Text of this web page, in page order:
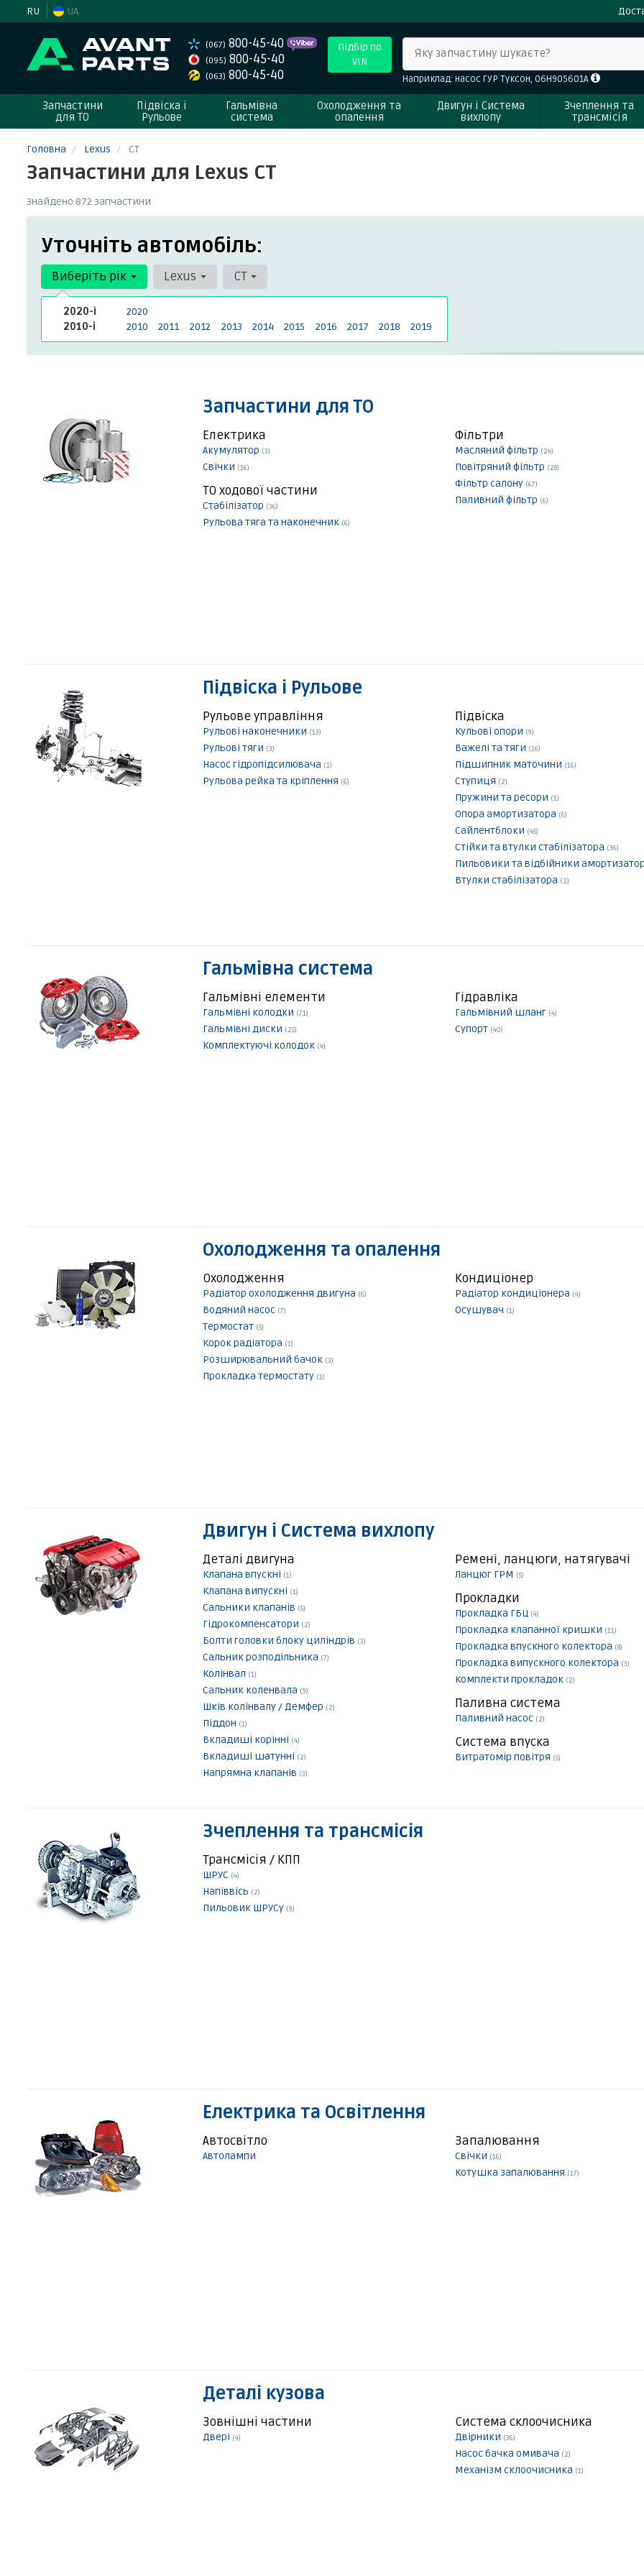
RU UA
(067) 800-45-40
(095) 800-45-40
(063) 800-45-40
Підбір по
VIN
Яку запчастину шукаєте?
Наприклад: насос ГУР Туксон, 06H905601A
Запчастини
для ТО
Підвіска і
Рульове
Гальмівна
система
Охолодження та
опалення
Двигун і Система
вихлопу
Зчеплення та
трансмісія
Головна Lexus CT
Запчастини для Lexus CT
Знайдено 872 запчастини
Уточніть автомобіль:
Виберіть рік
2020-і
2020
2010-і
2010 2011 2012 2013 2014 2015 2016 2017 2018 2019
Lexus CT
Запчастини для ТО
Електрика
Акумулятор (3)
Свічки (16)
Фільтри
Масляний фільтр (24)
Повітряний фільтр (28)
Фільтр салону (67)
Паливний фільтр (6)
ТО ходової частини
Стабілізатор (36)
Рульова тяга та наконечник (6)
Підвіска і Рульове
Рульове управління
Рульові наконечники (13)
Рульові тяги (3)
Насос гідропідсилювача (1)
Рульова рейка та кріплення (6)
Підвіска
Кульові опори (9)
Важелі та тяги (16)
Підшипник маточини (16)
Ступиця (2)
Пружини та ресори (1)
Опора амортизатора (6)
Сайлентблоки (45)
Стійки та втулки стабілізатора (36)
Пильовики та відбійники
Втулки стабілізатора (2)
Гальмівна система
Гальмівні елементи
Гальмівні колодки (71)
Гальмівні диски (25)
Комплектуючі колодок (4)
Гідравліка
Гальмівний шланг (4)
Супорт (40)
Охолодження та опалення
Охолодження
Радіатор охолодження двигуна (6)
Водяний насос (7)
Термостат (5)
Корок радіатора (1)
Розширювальний бачок (3)
Прокладка термостату (1)
Кондиціонер
Радіатор кондиціонера (4)
Осушувач (1)
Двигун і Система вихлопу
Деталі двигуна
Клапана впускні (1)
Клапана випускні (1)
Сальники клапанів (5)
Гідрокомпенсатори (2)
Болти головки блоку циліндрів (3)
Сальник розподільника (7)
Колінвал (1)
Сальник коленвала (9)
Шків колінвалу / Демфер (2)
Піддон (1)
Вкладиші корінні (4)
Вкладиші шатунні (2)
Напрямна клапанів (3)
Ремені, ланцюги, натягувачі
Ланцюг ГРМ (5)
Прокладки
Прокладка ГБЦ (4)
Прокладка клапанної кришки (11)
Прокладка впускного колектора (8)
Прокладка випускного колектора (3)
Комплекти прокладок (2)
Паливна система
Паливний насос (2)
Система впуска
Витратомір повітря (5)
Зчеплення та трансмісія
Трансмісія / КПП
ШРУС (4)
Напіввісь (2)
Пильовик ШРУСу (9)
Електрика та Освітлення
Автосвітло
Автолампи
Запалювання
Свічки (16)
Котушка запалювання (17)
Деталі кузова
Зовнішні частини
Двері (4)
Система склоочисника
Двірники (36)
Насос бачка омивача (2)
Механізм склоочисника (1)